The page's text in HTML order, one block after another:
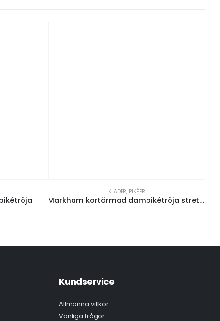
KLÄDER, PIKÉER
Markham kortärmad dampikétröja stretch
Kundservice
Allmänna villkor
Vanliga frågor